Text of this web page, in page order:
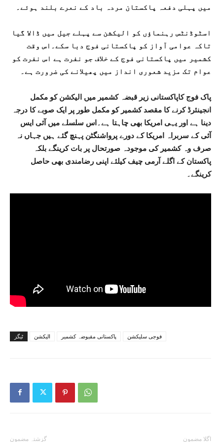
میں پہلی دفعہ پاکستان مردہ باد کے نعرے بلند ہوئے۔
اسٹوڈنٹس رہنماؤں کو الیکشن سے پہلے جیل میں ڈالا گیا
تاکہ عوامی آواز کو پاکستانی فوج دبا سکے۔اس وقت
کشمیر میں پاکستانی فوج کے خلاف جو نفرت ہے اس نفرت کو
عوام تک مزید شعوری انداز میں پھیلانے کی ضرورت ہے۔
پاک فوج کاپاکستانی زیر قبضہ کشمیر میں الیکشن کو مکمل
انجینئرڈ کرنے کا مقصد کشمیر کو مکمل طور پر ایک صوبے کا درجہ
دینا ہے اور یہی امریکا بھی چاہتا ہے۔اس سلسلے میں آئی ایس
آئی کے سربراہ امریکا کے دورے پرواشنگٹن پہنچ گئے ہیں جہاں نہ
صرف وہ کشمیر کی موجودہ صورتحال پر بات کرینگے بلکہ
پاکستان کے اگلے آرمی چیف کیلئے اپنی رضامندی بھی حاصل
کرینگے۔
ٹیگز الیکشن پاکستانی مقبوضہ کشمیر فوجی سلیکشن
گزشتہ مضمون اگلا مضمون